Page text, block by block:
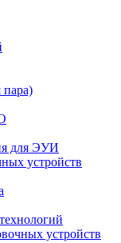
пара)
для ЭУИ
устройств
устройств